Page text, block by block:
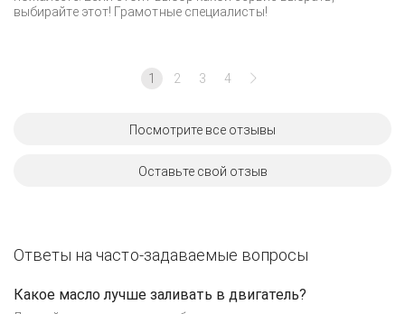
выбирайте этот! Грамотные специалисты!
1 2 3 4
Посмотрите все отзывы
Оставьте свой отзыв
Ответы на часто-задаваемые вопросы
Какое масло лучше заливать в двигатель?